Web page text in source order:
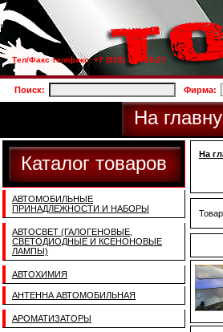
Тел/Факс тел/факс: +7 (925) 733-66-27
Поиск: Фирма:
На
Каталог товаров
АВТОМОБИЛЬНЫЕ
ПРИНАДЛЕЖНОСТИ И НАБОРЫ
АВТОСВЕТ (ГАЛОГЕНОВЫЕ,
СВЕТОДИОДНЫЕ И КСЕНОНОВЫЕ
ЛАМПЫ)
АВТОХИМИЯ
АНТЕННА АВТОМОБИЛЬНАЯ
АРОМАТИЗАТОРЫ
На